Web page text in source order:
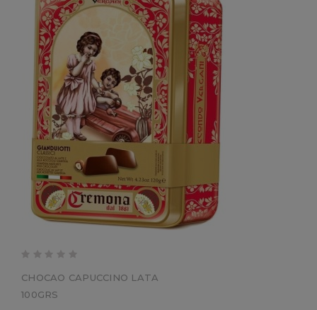
CHOCAO CAPUCCINO LATA
100GRS